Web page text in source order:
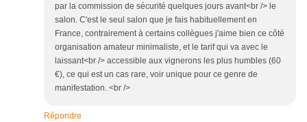
par la commission de sécurité quelques jours avant<br /> le
salon. C'est le seul salon que je fais habituellement en
France, contrairement à certains collègues j'aime bien ce côté
organisation amateur minimaliste, et le tarif qui va avec le
laissant<br /> accessible aux vignerons les plus humbles (60
€), ce qui est un cas rare, voir unique pour ce genre de
manifestation. <br />
Répondre